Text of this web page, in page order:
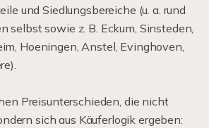
und Siedlungsbereiche (u. a. rund
selbst sowie z. B. Eckum, Sinsteden,
Hoeningen, Anstel, Evinghoven,
Preisunterschieden, die nicht
sich aus Käuferlogik ergeben: